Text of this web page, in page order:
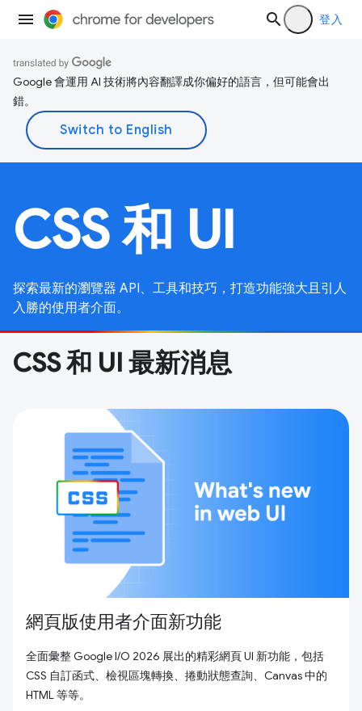
登入
Google 會運用 AI 技術將內容翻譯成你偏好的語言，但可能會出
錯。
CSS 和 UI
探索最新的瀏覽器 API、工具和技巧，打造功能強大且引人
入勝的使用者介面。
CSS 和 UI 最新消息
網頁版使用者介面新功能
全面彙整 Google I/O 2026 展出的精彩網頁 UI 新功能，包括
CSS 自訂函式、檢視區塊轉換、捲動狀態查詢、Canvas 中的
HTML 等等。